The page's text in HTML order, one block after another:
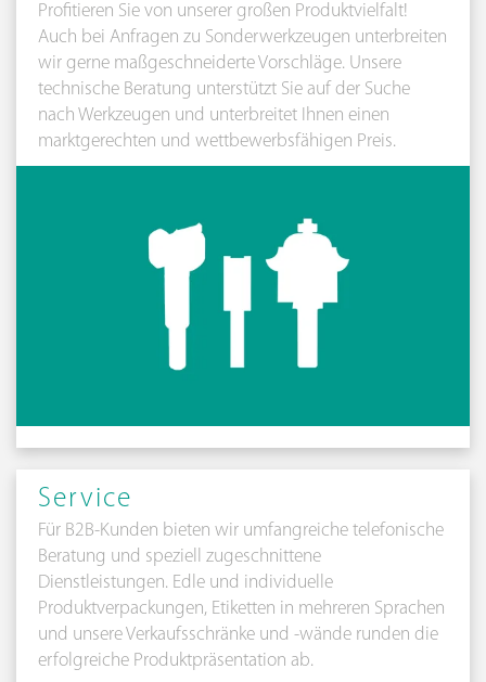
Profitieren Sie von unserer großen Produktvielfalt!
Auch bei Anfragen zu Sonderwerkzeugen unterbreiten
wir gerne maßgeschneiderte Vorschläge. Unsere
technische Beratung unterstützt Sie auf der Suche
nach Werkzeugen und unterbreitet Ihnen einen
marktgerechten und wettbewerbsfähigen Preis.
Service
Für B2B-Kunden bieten wir umfangreiche telefonische
Beratung und speziell zugeschnittene
Dienstleistungen. Edle und individuelle
Produktverpackungen, Etiketten in mehreren Sprachen
und unsere Verkaufsschränke und -wände runden die
erfolgreiche Produktpräsentation ab.